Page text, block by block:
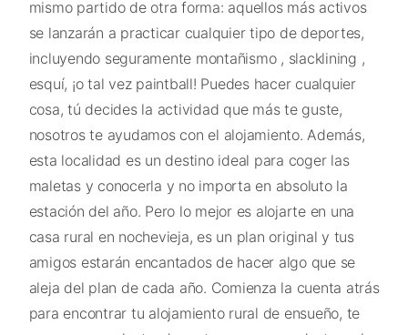
mismo partido de otra forma: aquellos más activos
se lanzarán a practicar cualquier tipo de deportes,
incluyendo seguramente montañismo , slacklining ,
esquí, ¡o tal vez paintball! Puedes hacer cualquier
cosa, tú decides la actividad que más te guste,
nosotros te ayudamos con el alojamiento. Además,
esta localidad es un destino ideal para coger las
maletas y conocerla y no importa en absoluto la
estación del año. Pero lo mejor es alojarte en una
casa rural en nochevieja, es un plan original y tus
amigos estarán encantados de hacer algo que se
aleja del plan de cada año. Comienza la cuenta atrás
para encontrar tu alojamiento rural de ensueño, te